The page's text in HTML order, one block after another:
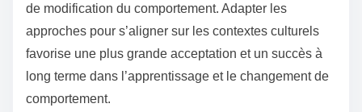
de modification du comportement. Adapter les
approches pour s’aligner sur les contextes culturels
favorise une plus grande acceptation et un succès à
long terme dans l’apprentissage et le changement de
comportement.